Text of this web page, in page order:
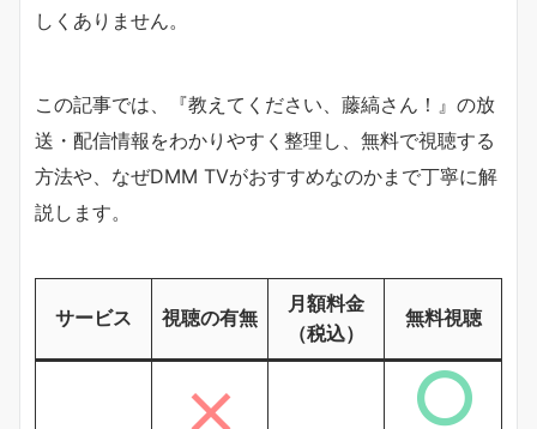
しくありません。
この記事では、『教えてください、藤縞さん！』の放
送・配信情報をわかりやすく整理し、無料で視聴する
方法や、なぜDMM TVがおすすめなのかまで丁寧に解
説します。
サービス 視聴の有無
月額料金
（税込）
無料視聴